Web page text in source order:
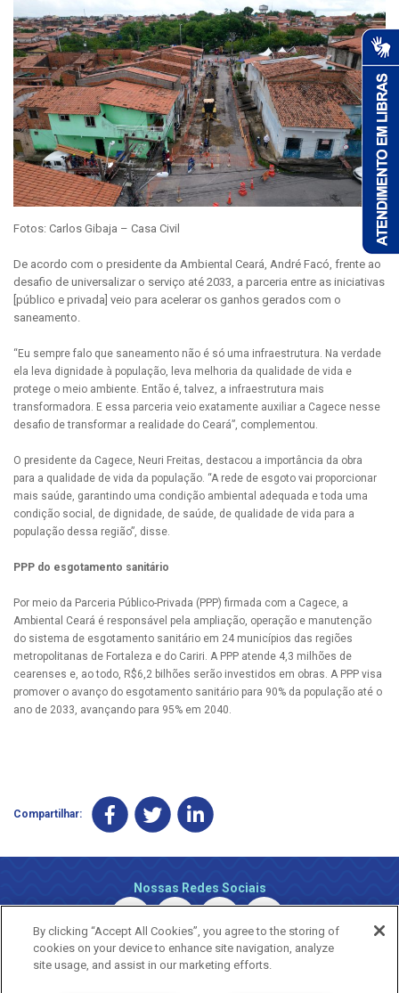
Fotos: Carlos Gibaja – Casa Civil
De acordo com o presidente da Ambiental Ceará, André Facó, frente ao
desafio de universalizar o serviço até 2033, a parceria entre as iniciativas
[público e privada] veio para acelerar os ganhos gerados com o
saneamento.
“Eu sempre falo que saneamento não é só uma infraestrutura. Na verdade
ela leva dignidade à população, leva melhoria da qualidade de vida e
protege o meio ambiente. Então é, talvez, a infraestrutura mais
transformadora. E essa parceria veio exatamente auxiliar a Cagece nesse
desafio de transformar a realidade do Ceará”, complementou.
O presidente da Cagece, Neuri Freitas, destacou a importância da obra
para a qualidade de vida da população. “A rede de esgoto vai proporcionar
mais saúde, garantindo uma condição ambiental adequada e toda uma
condição social, de dignidade, de saúde, de qualidade de vida para a
população dessa região”, disse.
PPP do esgotamento sanitário
Por meio da Parceria Público-Privada (PPP) firmada com a Cagece, a
Ambiental Ceará é responsável pela ampliação, operação e manutenção
do sistema de esgotamento sanitário em 24 municípios das regiões
metropolitanas de Fortaleza e do Cariri. A PPP atende 4,3 milhões de
cearenses e, ao todo, R$6,2 bilhões serão investidos em obras. A PPP visa
promover o avanço do esgotamento sanitário para 90% da população até o
ano de 2033, avançando para 95% em 2040.
Compartilhar:
Nossas Redes Sociais
By clicking “Accept All Cookies”, you agree to the storing of
cookies on your device to enhance site navigation, analyze
site usage, and assist in our marketing efforts.